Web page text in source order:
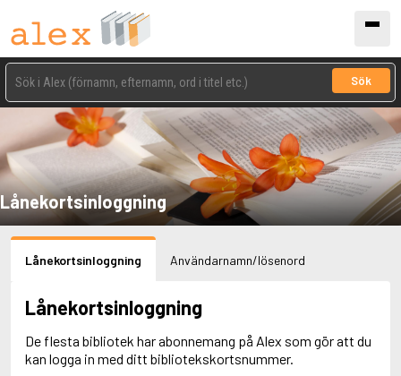
Sök
Lånekortsinloggning
Lånekortsinloggning Användarnamn/lösenord
Lånekortsinloggning
De flesta bibliotek har abonnemang på Alex som gör att du
kan logga in med ditt bibliotekskortsnummer.